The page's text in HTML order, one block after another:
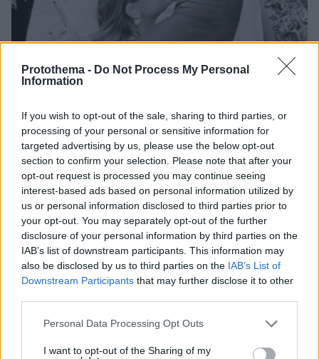
Protothema - Do Not Process My Personal
Information
If you wish to opt-out of the sale, sharing to third parties, or
processing of your personal or sensitive information for
targeted advertising by us, please use the below opt-out
section to confirm your selection. Please note that after your
opt-out request is processed you may continue seeing
interest-based ads based on personal information utilized by
us or personal information disclosed to third parties prior to
your opt-out. You may separately opt-out of the further
disclosure of your personal information by third parties on the
IAB’s list of downstream participants. This information may
also be disclosed by us to third parties on the IAB’s List of
Downstream Participants that may further disclose it to other
Please note that this website/app uses one or more Google
not limited to your visit or usage behaviour. You may click to
Personal Data Processing Opt Outs
I want to opt-out of the Sharing of my
Παντρεύτηκε η Δανάη Μπάρκα τον αγαπημένο της Φάνη
Μπότση: Το πρώτο φιλί και οι καλεσμένοι, βίντεο και
φωτογραφίες
Thema Insights